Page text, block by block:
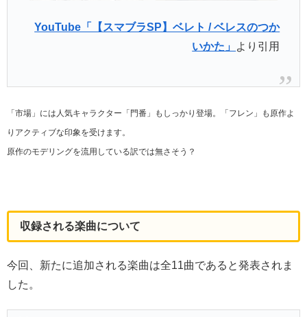
YouTube「【スマブラSP】ベレト / ベレスのつか
いかた」 より引用
「市場」には人気キャラクター「門番」もしっかり登場。「フレン」も原作よ
りアクティブな印象を受けます。
原作のモデリングを流用している訳では無さそう？
収録される楽曲について
今回、新たに追加される楽曲は全11曲であると発表されま
した。